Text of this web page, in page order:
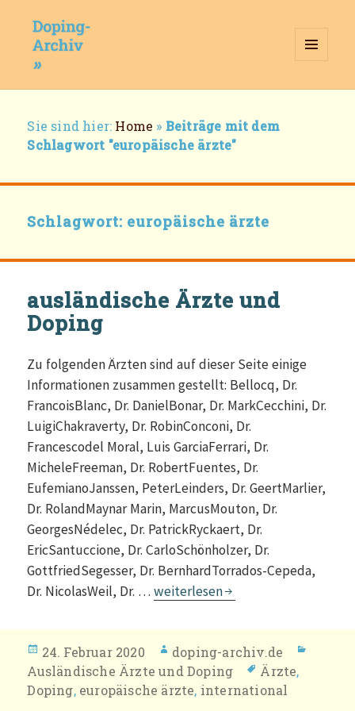
WIDGETS
Breadcrumb-
Navigation
Sie sind hier: Home » Beiträge mit dem
Schlagwort "europäische ärzte"
Schlagwort: europäische ärzte
ausländische Ärzte und
Doping
Zu folgenden Ärzten sind auf dieser Seite einige
Informationen zusammen gestellt: Bellocq, Dr.
FrancoisBlanc, Dr. DanielBonar, Dr. MarkCecchini, Dr.
LuigiChakraverty, Dr. RobinConconi, Dr.
Francescodel Moral, Luis GarciaFerrari, Dr.
MicheleFreeman, Dr. RobertFuentes, Dr.
EufemianoJanssen, PeterLeinders, Dr. GeertMarlier,
Dr. RolandMaynar Marin, MarcusMouton, Dr.
GeorgesNédelec, Dr. PatrickRyckaert, Dr.
EricSantuccione, Dr. CarloSchönholzer, Dr.
GottfriedSegesser, Dr. BernhardTorrados-Cepeda,
Dr. NicolasWeil, Dr. …ausländische Ärzte und Doping
weiterlesen
Veröffentlicht
am
24. Februar 2020 Autor
doping-archiv.de
Ausländische Ärzte und Doping
Schlagwörter
Ärzte,
Doping, europäische ärzte, international